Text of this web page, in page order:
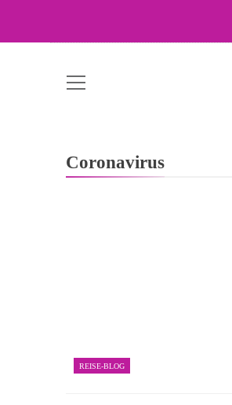
content
Coronavirus
REISE-BLOG